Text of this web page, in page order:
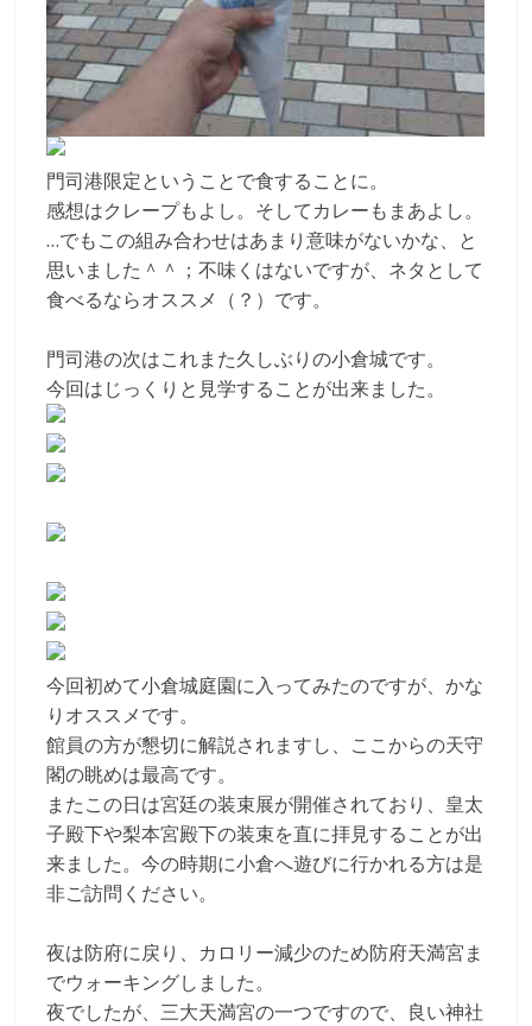
門司港限定ということで食することに。
感想はクレープもよし。そしてカレーもまあよし。
…でもこの組み合わせはあまり意味がないかな、と
思いました＾＾；不味くはないですが、ネタとして
食べるならオススメ（？）です。
門司港の次はこれまた久しぶりの小倉城です。
今回はじっくりと見学することが出来ました。
今回初めて小倉城庭園に入ってみたのですが、かな
りオススメです。
館員の方が懇切に解説されますし、ここからの天守
閣の眺めは最高です。
またこの日は宮廷の装束展が開催されており、皇太
子殿下や梨本宮殿下の装束を直に拝見することが出
来ました。今の時期に小倉へ遊びに行かれる方は是
非ご訪問ください。
夜は防府に戻り、カロリー減少のため防府天満宮ま
でウォーキングしました。
夜でしたが、三大天満宮の一つですので、良い神社